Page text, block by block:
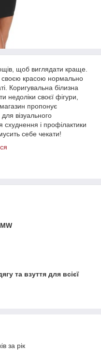
щоб виглядати краще.
своєю красою нормально
Коригувальна білизна
недоліки своєї фігури,
магазин пропонує
візуального
і профілактики
себе чекати!
та взуття для всієї
за рік